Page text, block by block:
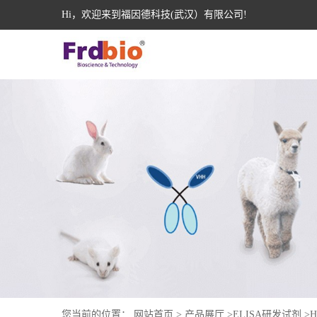
Hi，欢迎来到福因德科技(武汉）有限公司!
您当前的位置： 网站首页 > 产品展厅 >ELISA研发试剂 >